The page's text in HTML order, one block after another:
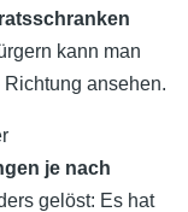
kann man
ansehen.
je nach
gelöst: Es hat